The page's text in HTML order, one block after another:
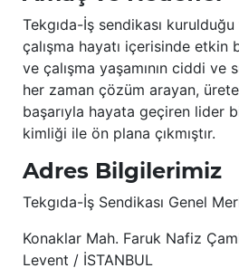
Tekgıda-İş sendikası
çalışma hayatı içerisinde
ve çalışma yaşamının ciddi ve
her zaman çözüm arayan,
başarıyla hayata geçiren lider
kimliği ile ön plana çıkmıştır.
Adres Bilgilerimiz
Tekgıda-İş Sendikası Genel
Konaklar Mah. Faruk Nafiz
Levent / İSTANBUL